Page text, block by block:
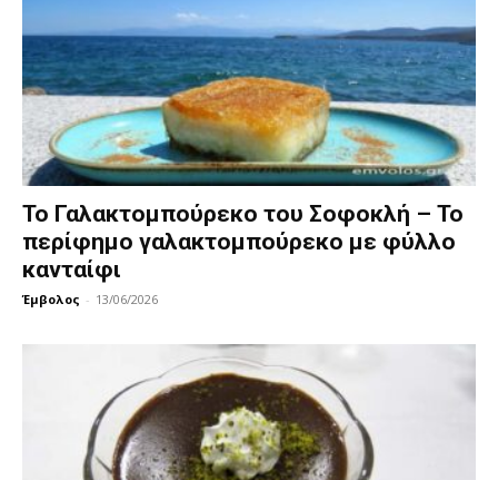
Το Γαλακτομπούρεκο του Σοφοκλή – Το
περίφημο γαλακτομπούρεκο με φύλλο
κανταίφι
Έμβολος - 13/06/2026